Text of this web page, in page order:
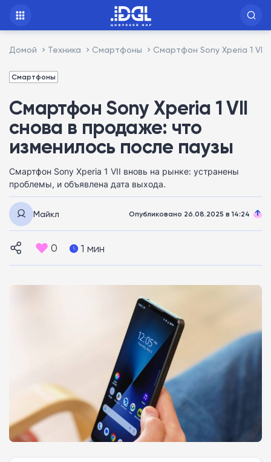
Домой Техника Смартфоны Смартфон Sony Xperia 1 VII
Смартфоны
Смартфон Sony Xperia 1 VII
снова в продаже: что
изменилось после паузы
Смартфон Sony Xperia 1 VII вновь на рынке: устранены
проблемы, и объявлена дата выхода.
Майкл Опубликовано 26.08.2025 в 14:24
0 1 мин